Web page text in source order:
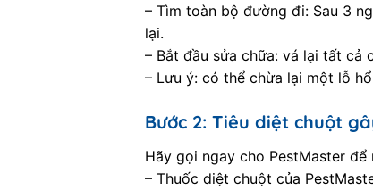
– Tìm toàn bộ đường đi: Sau 3
lại.
– Bắt đầu sửa chữa: vá lại tất cả
– Lưu ý: có thể chừa lại một lỗ
Bước 2: Tiêu diệt chuột
Hãy gọi ngay cho PestMaster
– Thuốc diệt chuột của